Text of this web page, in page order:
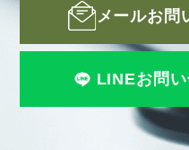
メールお問
LINEお問